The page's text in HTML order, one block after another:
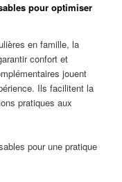
pour optimiser
en famille, la
confort et
jouent
Ils facilitent la
pratiques aux
pour une pratique